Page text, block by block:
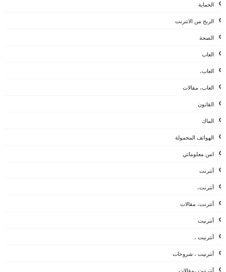
الحماية
الربح من الانترنت
الصحة
العاب
العاب،
العاب، مقالات
القانون
الماك
الهواتف المحمولة
امن معلوماتي
أنترنت
أنترنت،
أنترنت، مقالات
أنترنيت
أنترنيت ،
أنترنيت ، شروحات